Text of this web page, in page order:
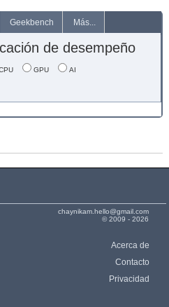
Geekbench Más...
de desempeño
GPU AI
chaynikam.hello@gmail.com
© 2009 - 2026
Acerca de
Contacto
Privacidad